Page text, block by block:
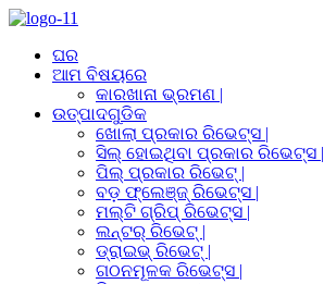
ଘର
ଆମ ବିଷୟରେ
କାରଖାନା ଭ୍ରମଣ |
ଉତ୍ପାଦଗୁଡିକ
ଖୋଲା ପ୍ରକାର ରିଭେଟ୍ସ |
ସିଲ୍ ହୋଇଥିବା ପ୍ରକାର ରିଭେଟ୍ସ |
ପିଲ୍ ପ୍ରକାର ରିଭେଟ୍ |
ବଡ଼ ଫ୍ଲେଞ୍ଜ୍ ରିଭେଟ୍ସ |
ମଲ୍ଟି ଗ୍ରିପ୍ ରିଭେଟ୍ସ |
ଲନ୍ଟର୍ ରିଭେଟ୍ |
ଡ୍ରାଇଭ୍ ରିଭେଟ୍ |
ଗଠନମୂଳକ ରିଭେଟ୍ସ |